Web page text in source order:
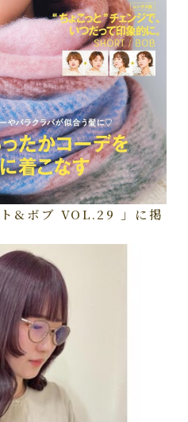
&ボブ VOL.29 」に掲